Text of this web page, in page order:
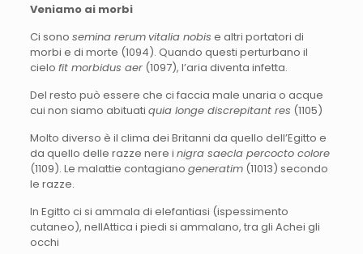
Veniamo ai morbi
Ci sono semina rerum vitalia nobis e altri portatori di
morbi e di morte (1094). Quando questi perturbano il
cielo fit morbidus aer(1097), l’aria diventa infetta.
Del resto può essere che ci faccia male unaria o acque
cui non siamo abituati quia longe discrepitant res (1105)
Molto diverso è il clima dei Britanni da quello dell’Egitto e
da quello delle razze nere i nigra saecla percocto colore
(1109). Le malattie contagiano generatim(11013) secondo
le razze.
In Egitto ci si ammala di elefantiasi (ispessimento
cutaneo), nellAttica i piedi si ammalano, tra gli Achei gli
occhi